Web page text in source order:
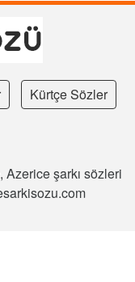
Kürtçe Sözler
şarkı sözleri